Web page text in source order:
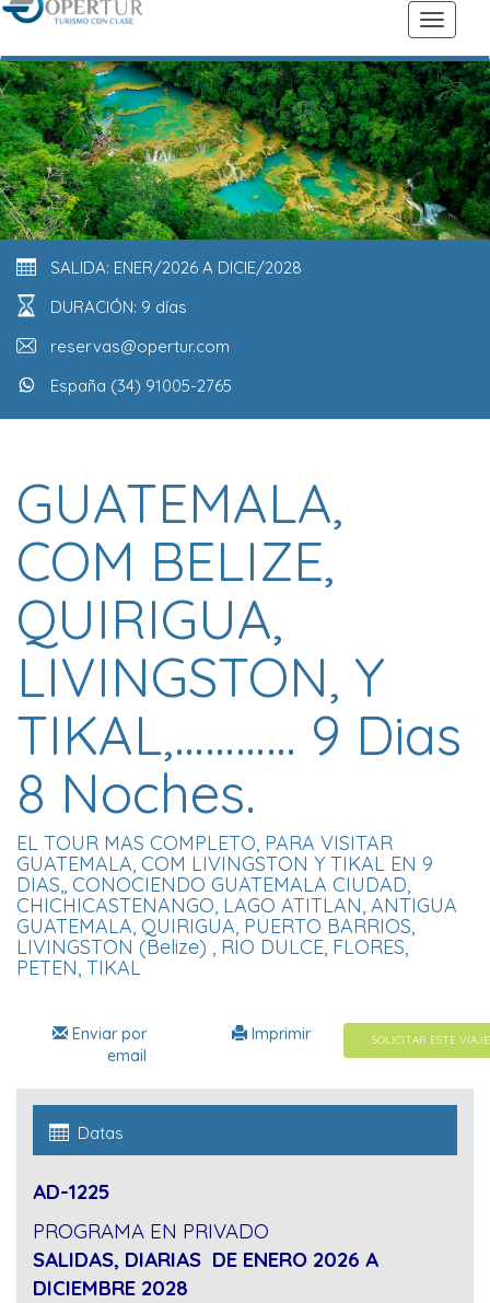
SALIDA: ENER/2026 A DICIE/2028
DURACIÓN: 9 días
reservas@opertur.com
España (34) 91005-2765
GUATEMALA,
COM BELIZE,
QUIRIGUA,
LIVINGSTON, Y
TIKAL,………… 9 Dias
8 Noches.
EL TOUR MAS COMPLETO, PARA VISITAR
GUATEMALA, COM LIVINGSTON Y TIKAL EN 9
DIAS,, CONOCIENDO GUATEMALA CIUDAD,
CHICHICASTENANGO, LAGO ATITLAN, ANTIGUA
GUATEMALA, QUIRIGUA, PUERTO BARRIOS,
LIVINGSTON (Belize) , RIO DULCE, FLORES,
PETEN, TIKAL
SOLICITAR ESTE VIAJE
Imprimir
Enviar por
email
Datas
AD-1225
PROGRAMA EN PRIVADO
SALIDAS, DIARIAS DE ENERO 2026 A
DICIEMBRE 2028